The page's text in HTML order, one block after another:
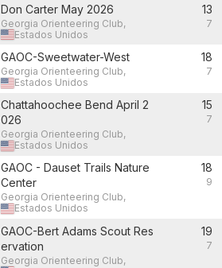
Don Carter May 2026
Georgia Orienteering Club,
Estados Unidos
13
7
GAOC-Sweetwater-West
Georgia Orienteering Club,
Estados Unidos
18
7
Chattahoochee Bend April 2
026
Georgia Orienteering Club,
Estados Unidos
15
7
GAOC - Dauset Trails Nature
Center
Georgia Orienteering Club,
Estados Unidos
18
9
GAOC-Bert Adams Scout Res
ervation
Georgia Orienteering Club,
19
7